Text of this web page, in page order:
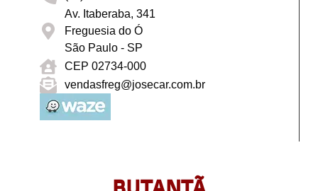
Av. Itaberaba, 341
Freguesia do Ó
São Paulo - SP
CEP 02734-000
vendasfreg@josecar.com.br